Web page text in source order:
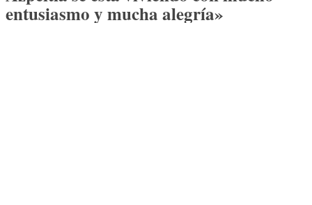
entusiasmo y mucha alegría»